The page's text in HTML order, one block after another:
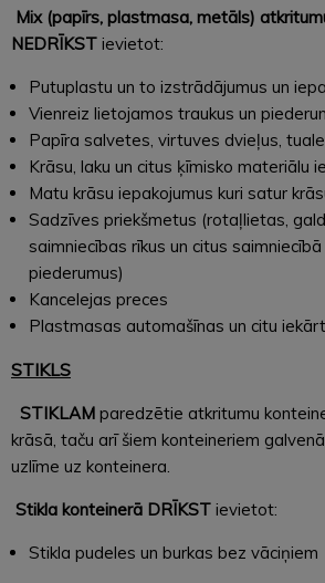
Mix (papīrs, plastmasa, metāls)
NEDRĪKST ievietot:
Putuplastu un to izstrādājumus un
Vienreiz lietojamos traukus un
Papīra salvetes, virtuves dvieļus,
Krāsu, laku un citus ķīmisko materiālu
Matu krāsu iepakojumus kuri satur
Sadzīves priekšmetus (rotaļlietas,
saimniecības rīkus un citus
piederumus)
Kancelejas preces
Plastmasas automašīnas un citu
STIKLS
STIKLAM paredzētie atkritumu
krāsā, taču arī šiem konteineriem
uzlīme uz konteinera.
Stikla konteinerā DRĪKST ievietot:
Stikla pudeles un burkas bez vāciņiem